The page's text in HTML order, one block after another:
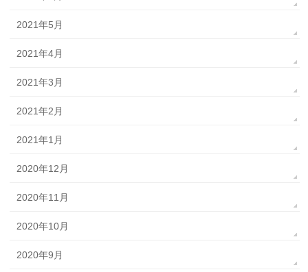
2021年5月
2021年4月
2021年3月
2021年2月
2021年1月
2020年12月
2020年11月
2020年10月
2020年9月